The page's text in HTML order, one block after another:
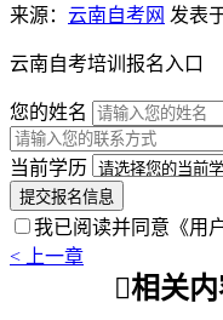
来源： 云南自考网 发表
云南自考培训报名入口
您的姓名
当前学历
提交报名信息
我已阅读并同意 《用
< 上一章
相关